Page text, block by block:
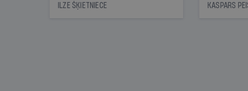
maksas stāvlaukumi. Lai gan
ILZE ŠĶIETNIECE